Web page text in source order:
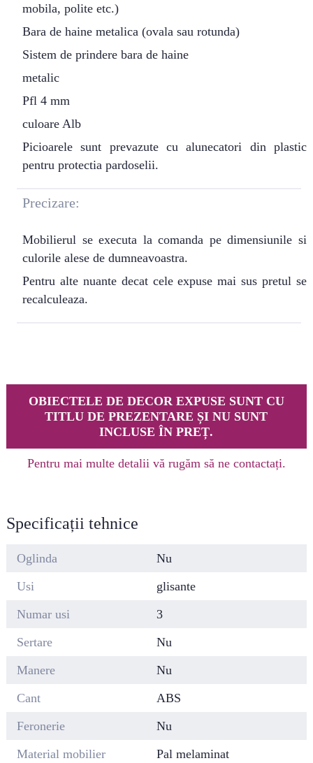
mobila, polite etc.)
Bara de haine metalica (ovala sau rotunda)
Sistem de prindere bara de haine
metalic
Pfl 4 mm
culoare Alb
Picioarele sunt prevazute cu alunecatori din plastic
pentru protectia pardoselii.
Precizare:
Mobilierul se executa la comanda pe dimensiunile si
culorile alese de dumneavoastra.
Pentru alte nuante decat cele expuse mai sus pretul se
recalculeaza.
OBIECTELE DE DECOR EXPUSE SUNT CU
TITLU DE PREZENTARE ȘI NU SUNT
INCLUSE ÎN PREȚ.
Pentru mai multe detalii vă rugăm să ne contactați.
Specificații tehnice
Oglinda
Nu
Usi
glisante
Numar usi
3
Sertare
Nu
Manere
Nu
Cant
ABS
Feronerie
Nu
Material mobilier
Pal melaminat